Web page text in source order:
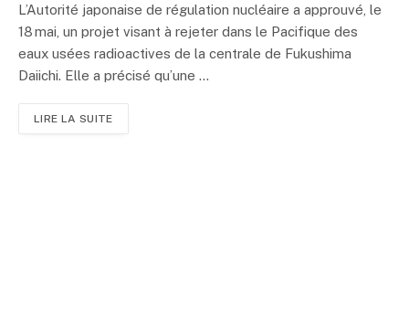
L’Autorité japonaise de régulation nucléaire a approuvé, le
18 mai, un projet visant à rejeter dans le Pacifique des
eaux usées radioactives de la centrale de Fukushima
Daiichi. Elle a précisé qu’une ...
LIRE LA SUITE